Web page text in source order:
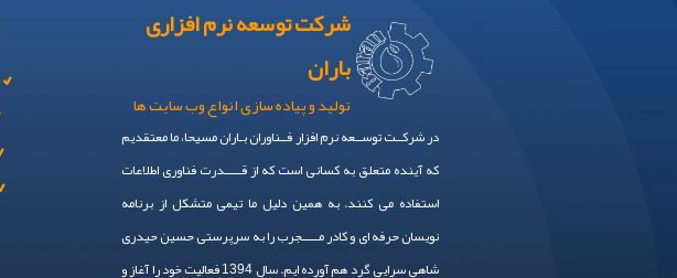
شرکت توسعه نرم افزاری
باران
تولید و پیاده سازی انواع وب سایت ها
در شرکــت توســعه نرم افزار فــناوران بـاران مسیحا، ما معتقدیم
که آینده متعلق به کسانی است که از قـــــدرت فناوری اطلاعات
استفاده می کنند. به همین دلیل ما تیمی متشکل از برنامه
نویسان حرفه ای و کادر مـــــجرب را به سرپرستی حسین حیدری
شاهی سرایی گرد هم آورده ایم. سال 1394 فعالیت خود را آغاز و